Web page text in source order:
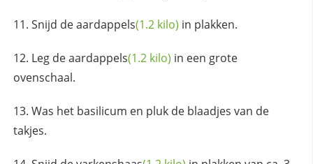
Snijd deaardappels(1.2 kilo) in plakken.
Leg deaardappels(1.2 kilo) in een grote
ovenschaal.
Was het basilicum en pluk de blaadjes van de
takjes.